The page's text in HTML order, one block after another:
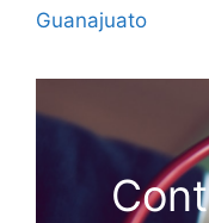
Guanajuato